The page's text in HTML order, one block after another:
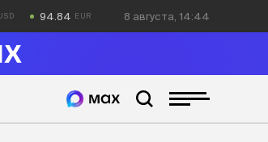
94.84 8 августа, 14:44